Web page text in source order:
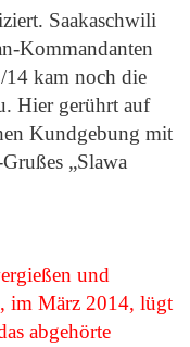
Saakaschwili
Kommandanten
14 kam noch die
Hier gerührt auf
Kundgebung mit
„Slawa
und
im März 2014, lügt
abgehörte